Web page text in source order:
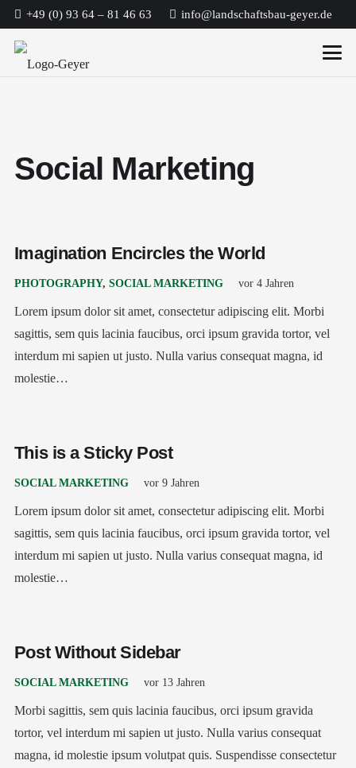
+49 (0) 93 64 – 81 46 63 info@landschaftsbau-geyer.de
Social Marketing
Imagination Encircles the World
PHOTOGRAPHY, SOCIAL MARKETING vor 4 Jahren
Lorem ipsum dolor sit amet, consectetur adipiscing elit. Morbi
sagittis, sem quis lacinia faucibus, orci ipsum gravida tortor, vel
interdum mi sapien ut justo. Nulla varius consequat magna, id
molestie…
This is a Sticky Post
SOCIAL MARKETING vor 9 Jahren
Lorem ipsum dolor sit amet, consectetur adipiscing elit. Morbi
sagittis, sem quis lacinia faucibus, orci ipsum gravida tortor, vel
interdum mi sapien ut justo. Nulla varius consequat magna, id
molestie…
Post Without Sidebar
SOCIAL MARKETING vor 13 Jahren
Morbi sagittis, sem quis lacinia faucibus, orci ipsum gravida
tortor, vel interdum mi sapien ut justo. Nulla varius consequat
magna, id molestie ipsum volutpat quis. Suspendisse consectetur